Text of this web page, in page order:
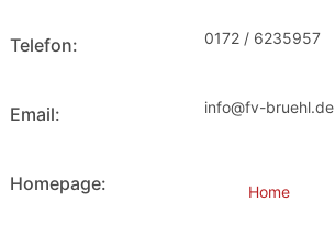
Telefon: 0172 / 6235957
Email: info@fv-bruehl.de
Homepage: Home